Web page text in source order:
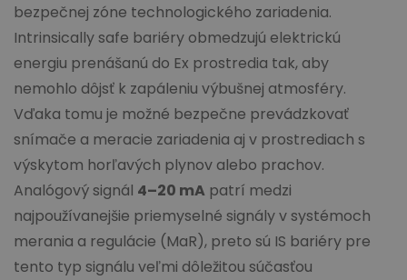
bezpečnej zóne technologického zariadenia.
Intrinsically safe bariéry obmedzujú elektrickú
energiu prenášanú do Ex prostredia tak, aby
nemohlo dôjsť k zapáleniu výbušnej atmosféry.
Vďaka tomu je možné bezpečne prevádzkovať
snímače a meracie zariadenia aj v prostrediach s
výskytom horľavých plynov alebo prachov.
Analógový signál 4–20 mA patrí medzi
najpoužívanejšie priemyselné signály v systémoch
merania a regulácie (MaR), preto sú IS bariéry pre
tento typ signálu veľmi dôležitou súčasťou